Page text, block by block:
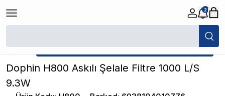
2
/ Dophin H800 Askılı Şelale Filtre 1000 L/S
★ Atakan Petshop, Dophin yetkili satıcısıdır.
Dophin H800 Askılı Şelale Filtre 1000 L/S
9.3W